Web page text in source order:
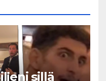
sillä